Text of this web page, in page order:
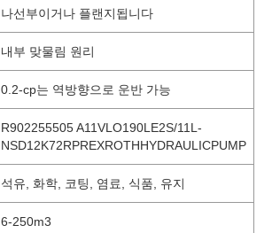
나선부이거나 플랜지됩니다
내부 맞물림 원리
0.2-cp는 역방향으로 운반 가능
R902255505 A11VLO190LE2S/11L-
NSD12K72RPREXROTHHYDRAULICPUMP
석유, 화학, 코팅, 염료, 식품, 유지
6-250m3